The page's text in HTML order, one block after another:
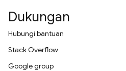
Dukungan
Hubungi bantuan
Stack Overflow
Google group